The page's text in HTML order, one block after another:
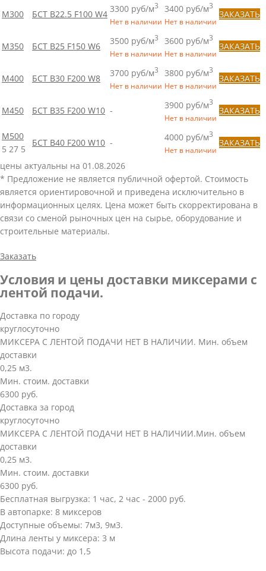
М300 БСТ B22.5 F100 W4 3300 руб/м3
Нет в наличии
3400 руб/м3
Нет в наличии
ЗАКАЗАТЬ
М350 БСТ B25 F150 W6 3500 руб/м3
Нет в наличии
3600 руб/м3
Нет в наличии
ЗАКАЗАТЬ
М400 БСТ B30 F200 W8 3700 руб/м3
Нет в наличии
3800 руб/м3
Нет в наличии
ЗАКАЗАТЬ
М450 БСТ B35 F200 W10 - 3900 руб/м3
Нет в наличии
ЗАКАЗАТЬ
М500
5 27 5
БСТ B40 F200 W10 - 4000 руб/м3
Нет в наличии
ЗАКАЗАТЬ
цены актуальны на 01.08.2026
* Предложение не является публичной офертой. Стоимость
является ориентировочной и приведена исключительно в
информационных целях. Цена может быть скорректирована в
связи со сменой рыночных цен на сырье, оборудование и
строительные материалы.
Заказать
Условия и цены доставки миксерами с
лентой подачи.
Доставка по городу
круглосуточно
МИКСЕРА С ЛЕНТОЙ ПОДАЧИ НЕТ В НАЛИЧИИ. Мин. объем
доставки
0,25 м3.
Мин. стоим. доставки
6300 руб.
Доставка за город
круглосуточно
МИКСЕРА С ЛЕНТОЙ ПОДАЧИ НЕТ В НАЛИЧИИ.Мин. объем
доставки
0,25 м3.
Мин. стоим. доставки
6300 руб.
Бесплатная выгрузка: 1 час, 2 час - 2000 руб.
В автопарке: 8 миксеров
Доступные объемы: 7м3, 9м3.
Длина ленты у миксера: 3 м
Высота подачи: до 1,5